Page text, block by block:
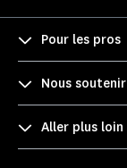
Pour les pros
Nous soutenir
Aller plus loin